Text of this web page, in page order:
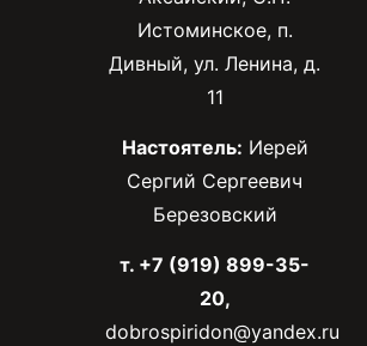
Истоминское, п.
Дивный, ул. Ленина, д.
11
Настоятель: Иерей
Сергий Сергеевич
Березовский
т. +7 (919) 899-35-
20,
dobrospiridon@yandex.ru